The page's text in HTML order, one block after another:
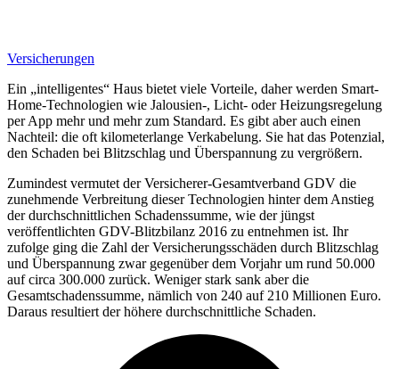
Versicherungen
Ein „intelligentes“ Haus bietet viele Vorteile, daher werden Smart-
Home-Technologien wie Jalousien-, Licht- oder Heizungsregelung
per App mehr und mehr zum Standard. Es gibt aber auch einen
Nachteil: die oft kilometerlange Verkabelung. Sie hat das Potenzial,
den Schaden bei Blitzschlag und Überspannung zu vergrößern.
Zumindest vermutet der Versicherer-Gesamtverband GDV die
zunehmende Verbreitung dieser Technologien hinter dem Anstieg
der durchschnittlichen Schadenssumme, wie der jüngst
veröffentlichten GDV-Blitzbilanz 2016 zu entnehmen ist. Ihr
zufolge ging die Zahl der Versicherungsschäden durch Blitzschlag
und Überspannung zwar gegenüber dem Vorjahr um rund 50.000
auf circa 300.000 zurück. Weniger stark sank aber die
Gesamtschadenssumme, nämlich von 240 auf 210 Millionen Euro.
Daraus resultiert der höhere durchschnittliche Schaden.